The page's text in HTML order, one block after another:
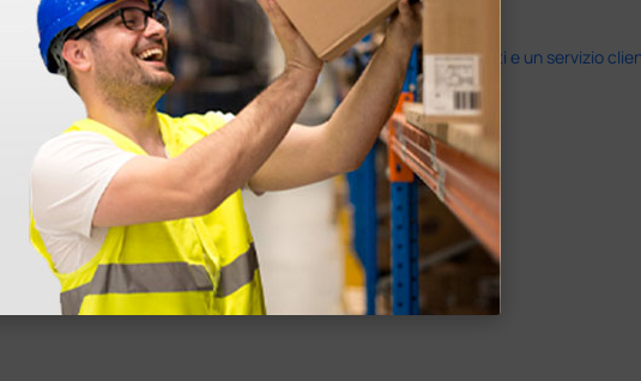
Apparecchiatura di qualità, consegna nei tempi previsti e un servizio